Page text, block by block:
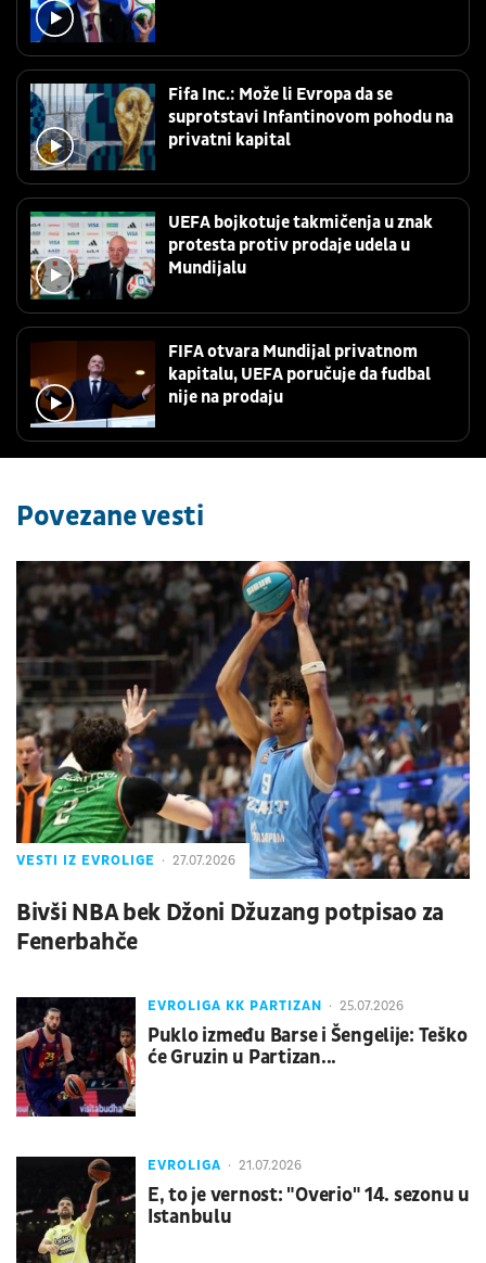
Fifa Inc.: Može li Evropa da se
suprotstavi Infantinovom pohodu na
privatni kapital
UEFA bojkotuje takmičenja u znak
protesta protiv prodaje udela u
Mundijalu
FIFA otvara Mundijal privatnom
kapitalu, UEFA poručuje da fudbal
nije na prodaju
Povezane vesti
VESTI IZ EVROLIGE 27.07.2026
Bivši NBA bek Džoni Džuzang potpisao za
Fenerbahče
EVROLIGA KK PARTIZAN 25.07.2026
Puklo između Barse i Šengelije: Teško
će Gruzin u Partizan...
EVROLIGA 21.07.2026
E, to je vernost: "Overio" 14. sezonu u
Istanbulu